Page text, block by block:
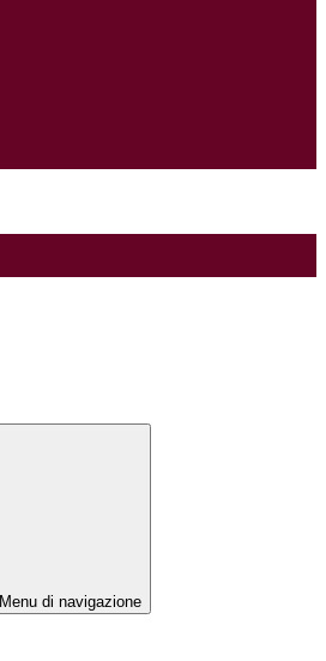
Menu di navigazione